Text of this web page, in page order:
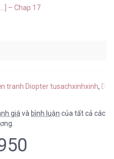
– Chap 17
– Chap 15
tranh Diopter tusachxinhxinh,
giá và bình luận của tất cả các